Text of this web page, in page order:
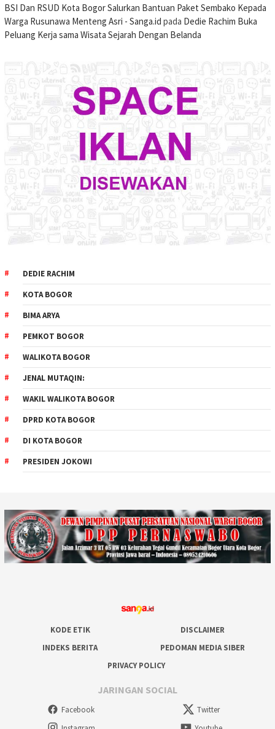
BSI Dan RSUD Kota Bogor Salurkan Bantuan Paket Sembako Kepada
Warga Rusunawa Menteng Asri - Sanga.id pada Dedie Rachim Buka
Peluang Kerja sama Wisata Sejarah Dengan Belanda
DEDIE RACHIM
KOTA BOGOR
BIMA ARYA
PEMKOT BOGOR
WALIKOTA BOGOR
JENAL MUTAQIN:
WAKIL WALIKOTA BOGOR
DPRD KOTA BOGOR
DI KOTA BOGOR
PRESIDEN JOKOWI
KODE ETIK
DISCLAIMER
INDEKS BERITA
PEDOMAN MEDIA SIBER
PRIVACY POLICY
JARINGAN SOCIAL
Facebook
Twitter